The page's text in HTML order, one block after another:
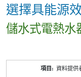
選擇具能源
儲水式電熱水
資料提供